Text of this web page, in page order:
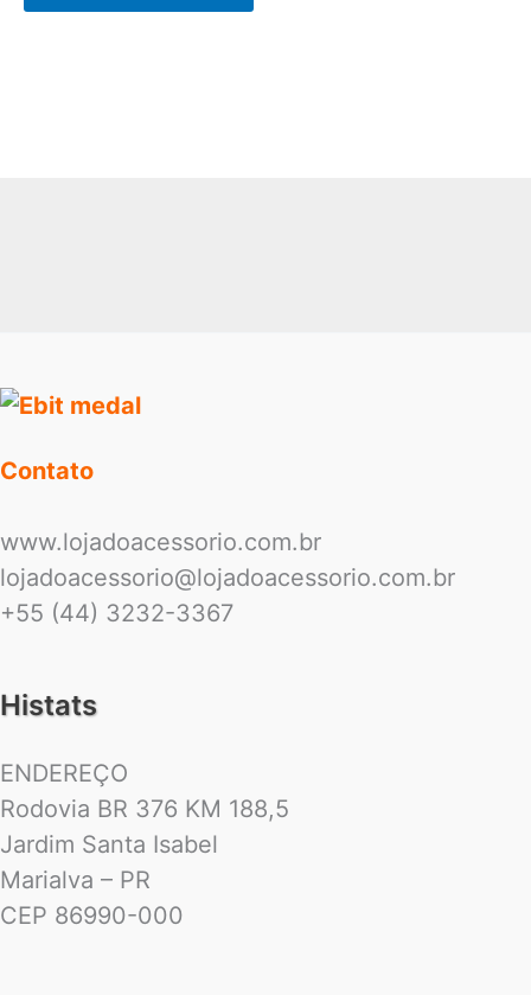
Contato
www.lojadoacessorio.com.br
lojadoacessorio@lojadoacessorio.com.br
+55 (44) 3232-3367
Histats
ENDEREÇO
Rodovia BR 376 KM 188,5
Jardim Santa Isabel
Marialva – PR
CEP 86990-000